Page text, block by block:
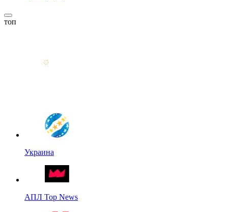
топ
Украина
АПЛ Top News